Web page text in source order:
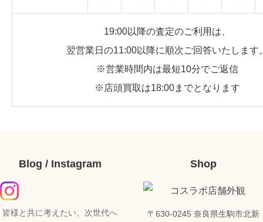
19:00以降の査定のご利用は、
翌営業日の11:00以降に順次ご回答いたします
※営業時間内は最短10分でご返信
※店頭買取は18:00までとなります
Blog / Instagram
皆様と共に考えたい、次世代へ
Shop
〒630-0245 奈良県生駒市北新